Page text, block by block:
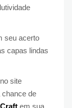
seu acerto
capas lindas
site
chance de